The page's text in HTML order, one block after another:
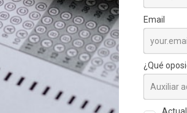
Local en